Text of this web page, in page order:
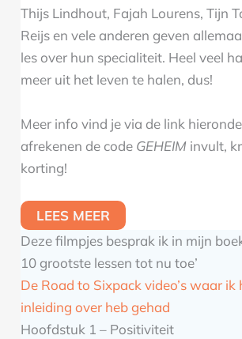
Thijs Lindhout, Fajah Lourens, Tijn
Reijs en vele anderen geven
les over hun specialiteit. Heel veel
meer uit het leven te halen, dus!
Meer info vind je via de link
afrekenen de code GEHEIM invult,
korting!
LEES MEER
Deze filmpjes besprak ik in mijn
10 grootste lessen tot nu toe’
De Road to Sixpack video’s waar ik
inleiding over heb gehad
Hoofdstuk 1 – Positiviteit